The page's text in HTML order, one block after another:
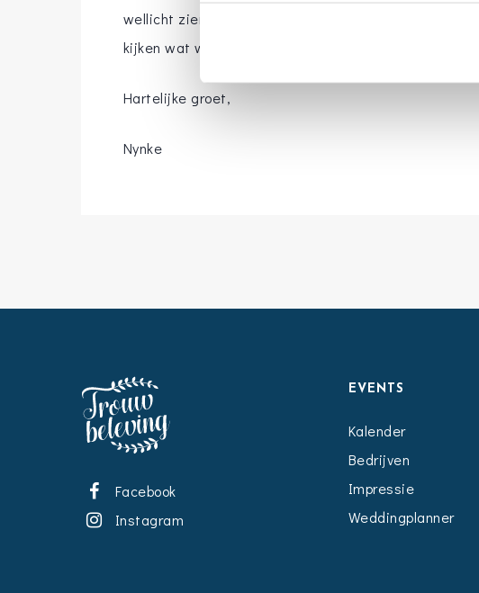
wellicht zien we elkaar binnenkort voor een
kijken wat we voor elkaar kunnen betekenen.
Hartelijke groet,
Nynke
Facebook
Instagram
EVENTS
Kalender
Bedrijven
Impressie
Weddingplanner